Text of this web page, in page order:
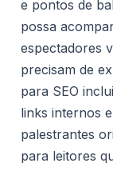
e pontos de
possa
espectadores
precisam de
para SEO
links internos
palestrantes
para leitores